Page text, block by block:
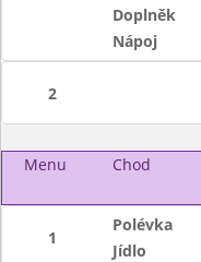
Doplněk
Nápoj
2
Menu Chod
1
Polévka
Jídlo